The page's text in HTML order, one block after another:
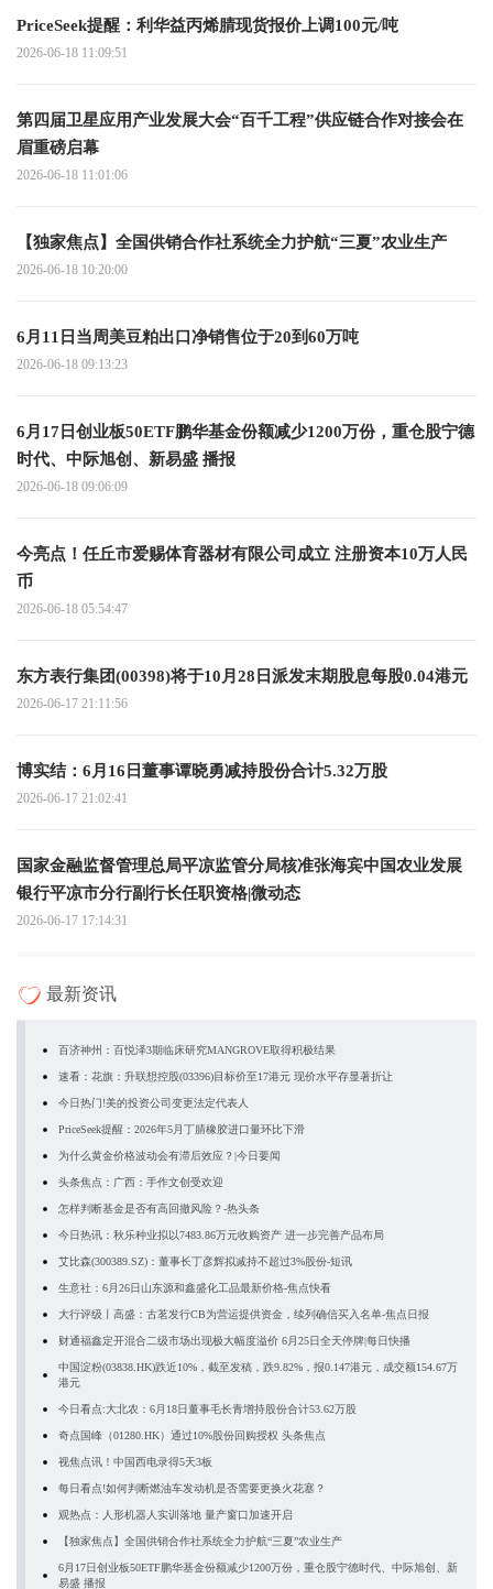
PriceSeek提醒：利华益丙烯腈现货报价上调100元/吨
2026-06-18 11:09:51
第四届卫星应用产业发展大会“百千工程”供应链合作对接会在
眉重磅启幕
2026-06-18 11:01:06
【独家焦点】全国供销合作社系统全力护航“三夏”农业生产
2026-06-18 10:20:00
6月11日当周美豆粕出口净销售位于20到60万吨
2026-06-18 09:13:23
6月17日创业板50ETF鹏华基金份额减少1200万份，重仓股宁德
时代、中际旭创、新易盛 播报
2026-06-18 09:06:09
今亮点！任丘市爱赐体育器材有限公司成立 注册资本10万人民
币
2026-06-18 05:54:47
东方表行集团(00398)将于10月28日派发末期股息每股0.04港元
2026-06-17 21:11:56
博实结：6月16日董事谭晓勇减持股份合计5.32万股
2026-06-17 21:02:41
国家金融监督管理总局平凉监管分局核准张海宾中国农业发展
银行平凉市分行副行长任职资格|微动态
2026-06-17 17:14:31
最新资讯
百济神州：百悦泽3期临床研究MANGROVE取得积极结果
速看：花旗：升联想控股(03396)目标价至17港元 现价水平存显著折让
今日热门!美的投资公司变更法定代表人
PriceSeek提醒：2026年5月丁腈橡胶进口量环比下滑
为什么黄金价格波动会有滞后效应？|今日要闻
头条焦点：广西：手作文创受欢迎
怎样判断基金是否有高回撤风险？-热头条
今日热讯：秋乐种业拟以7483.86万元收购资产 进一步完善产品布局
艾比森(300389.SZ)：董事长丁彦辉拟减持不超过3%股份-短讯
生意社：6月26日山东源和鑫盛化工品最新价格-焦点快看
大行评级丨高盛：古茗发行CB为营运提供资金，续列确信买入名单-焦点日报
财通福鑫定开混合二级市场出现极大幅度溢价 6月25日全天停牌|每日快播
中国淀粉(03838.HK)跌近10%，截至发稿，跌9.82%，报0.147港元，成交额154.67万
港元
今日看点:大北农：6月18日董事毛长青增持股份合计53.62万股
奇点国峰（01280.HK）通过10%股份回购授权 头条焦点
视焦点讯！中国西电录得5天3板
每日看点!如何判断燃油车发动机是否需要更换火花塞？
观热点：人形机器人实训落地 量产窗口加速开启
【独家焦点】全国供销合作社系统全力护航“三夏”农业生产
6月17日创业板50ETF鹏华基金份额减少1200万份，重仓股宁德时代、中际旭创、新
易盛 播报